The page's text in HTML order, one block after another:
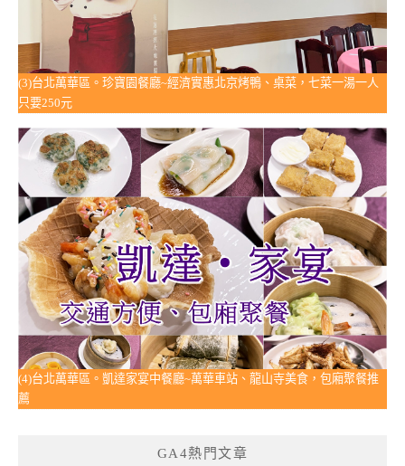
(3)台北萬華區。珍寶園餐廳~經濟實惠北京烤鴨、桌菜，七菜一湯一人
只要250元
(4)台北萬華區。凱達家宴中餐廳~萬華車站、龍山寺美食，包廂聚餐推
薦
GA4熱門文章